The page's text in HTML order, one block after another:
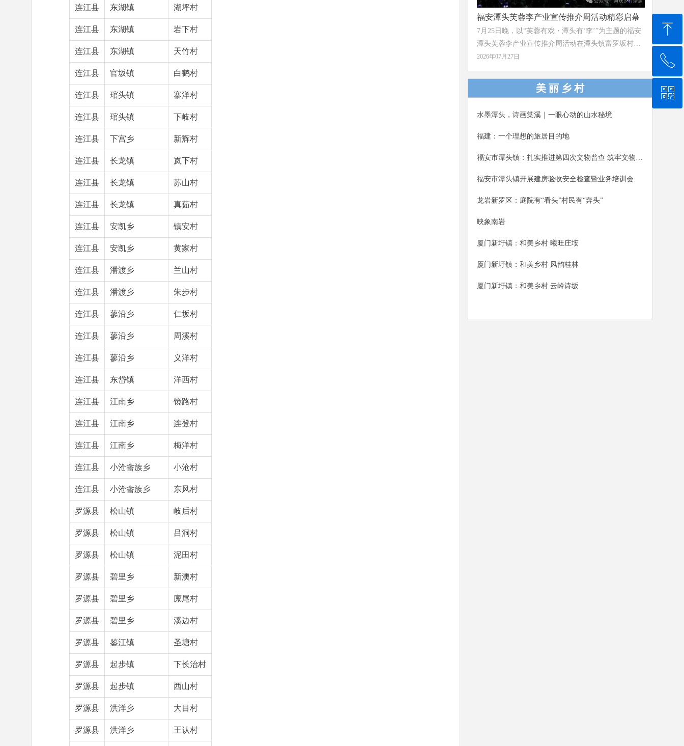
连江县 东湖镇 湖坪村
连江县 东湖镇 岩下村
连江县 东湖镇 天竹村
连江县 官坂镇 白鹤村
连江县 琯头镇 寨洋村
连江县 琯头镇 下岐村
连江县 下宫乡 新辉村
连江县 长龙镇 岚下村
连江县 长龙镇 苏山村
连江县 长龙镇 真茹村
连江县 安凯乡 镇安村
连江县 安凯乡 黄家村
连江县 潘渡乡 兰山村
连江县 潘渡乡 朱步村
连江县 蓼沿乡 仁坂村
连江县 蓼沿乡 周溪村
连江县 蓼沿乡 义洋村
连江县 东岱镇 洋西村
连江县 江南乡 镜路村
连江县 江南乡 连登村
连江县 江南乡 梅洋村
连江县 小沧畲族乡 小沧村
连江县 小沧畲族乡 东风村
罗源县 松山镇 岐后村
罗源县 松山镇 吕洞村
罗源县 松山镇 泥田村
罗源县 碧里乡 新澳村
罗源县 碧里乡 廪尾村
罗源县 碧里乡 溪边村
罗源县 鉴江镇 圣塘村
罗源县 起步镇 下长治村
罗源县 起步镇 西山村
罗源县 洪洋乡 大目村
罗源县 洪洋乡 王认村
福安潭头芙蓉李产业宣传推介周活动精彩启幕
7月25日晚，以“芙蓉有戏・潭头有‘李’”为主题的福安
潭头芙蓉李产业宣传推介周活动在潭头镇富罗坂村潭
头中学操场举办，现场活动融合产业表彰、文艺展
演、趣味互动、电商分享，正式开启为期一周的芙蓉
李系列推广活动，助力乡村振兴。福安市人大常委会
党组书记、主任詹廷平，福安市副市长钟高培参加本
2026年07月27日
美 丽 乡 村
水墨潭头，诗画棠溪｜一眼心动的山水秘境
福建：一个理想的旅居目的地
福安市潭头镇：扎实推进第四次文物普查 筑牢文物保护安全屏障
福安市潭头镇开展建房验收安全检查暨业务培训会
龙岩新罗区：庭院有“看头”村民有“奔头”
映象南岩
厦门新圩镇：和美乡村 曦旺庄垵
厦门新圩镇：和美乡村 风韵桂林
厦门新圩镇：和美乡村 云岭诗坂
ꁸ
回到顶部
ꂅ
0591-87888217
ꀥ